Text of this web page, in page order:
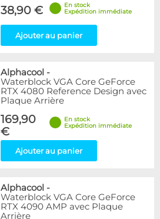
38,90 €
En stock
Expédition immédiate
Ajouter au panier
Alphacool -
Waterblock VGA Core GeForce
RTX 4080 Reference Design avec
Plaque Arrière
169,90
€
En stock
Expédition immédiate
Ajouter au panier
Alphacool -
Waterblock VGA Core GeForce
RTX 4090 AMP avec Plaque
Arrière